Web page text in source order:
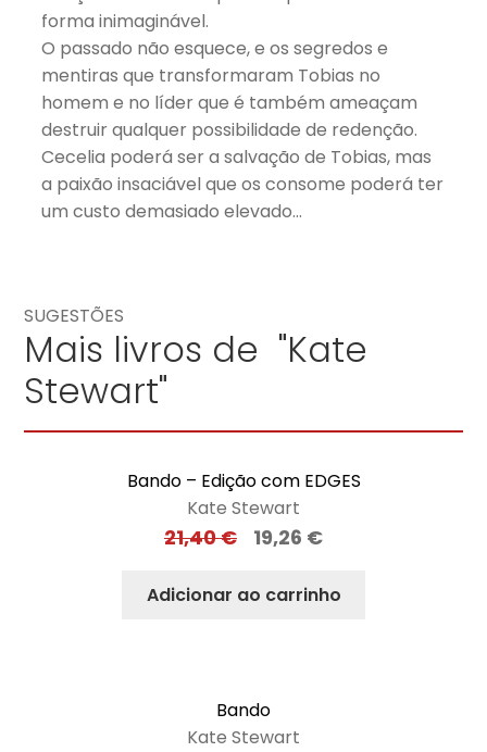
forma inimaginável.
O passado não esquece, e os segredos e
mentiras que transformaram Tobias no
homem e no líder que é também ameaçam
destruir qualquer possibilidade de redenção.
Cecelia poderá ser a salvação de Tobias, mas
a paixão insaciável que os consome poderá ter
um custo demasiado elevado…
SUGESTÕES
Mais livros de "Kate
Stewart"
Bando – Edição com EDGES
Kate Stewart
21,40€ 19,26 €
Adicionar ao carrinho
Bando
Kate Stewart